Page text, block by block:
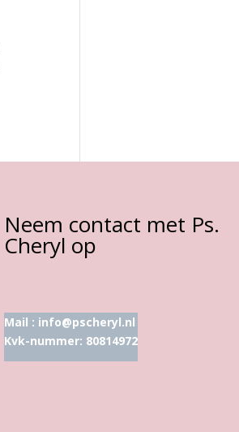
Neem contact met Ps.
Cheryl op
Mail : info@pscheryl.nl
Kvk-nummer: 80814972